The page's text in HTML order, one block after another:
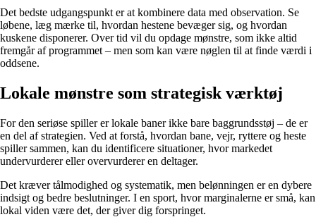
Det bedste udgangspunkt er at kombinere data med observation. Se
løbene, læg mærke til, hvordan hestene bevæger sig, og hvordan
kuskene disponerer. Over tid vil du opdage mønstre, som ikke altid
fremgår af programmet – men som kan være nøglen til at finde værdi i
oddsene.
Lokale mønstre som strategisk værktøj
For den seriøse spiller er lokale baner ikke bare baggrundsstøj – de er
en del af strategien. Ved at forstå, hvordan bane, vejr, ryttere og heste
spiller sammen, kan du identificere situationer, hvor markedet
undervurderer eller overvurderer en deltager.
Det kræver tålmodighed og systematik, men belønningen er en dybere
indsigt og bedre beslutninger. I en sport, hvor marginalerne er små, kan
lokal viden være det, der giver dig forspringet.